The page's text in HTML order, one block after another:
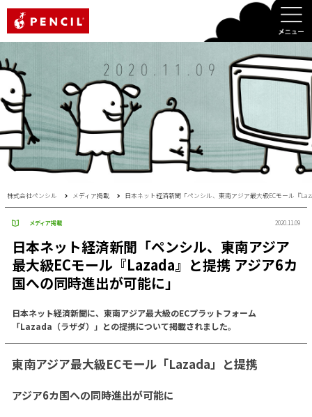
株式会社ペンシル メディア掲載 日本ネット経済新聞「ペンシル、東南アジア最大級ECモール『
メディア掲載 2020.11.09
日本ネット経済新聞「ペンシル、東南アジア
最大級ECモール『Lazada』と提携 アジア6カ
国への同時進出が可能に」
日本ネット経済新聞に、東南アジア最大級のECプラットフォーム
「Lazada（ラザダ）」との提携について掲載されました。
東南アジア最大級ECモール「Lazada」と提携
アジア6カ国への同時進出が可能に